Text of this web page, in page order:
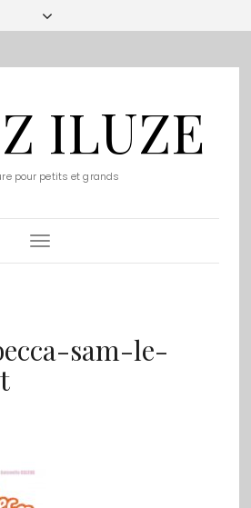
ILUZE
pour petits et grands
Toggle
Navigation
sam-le-